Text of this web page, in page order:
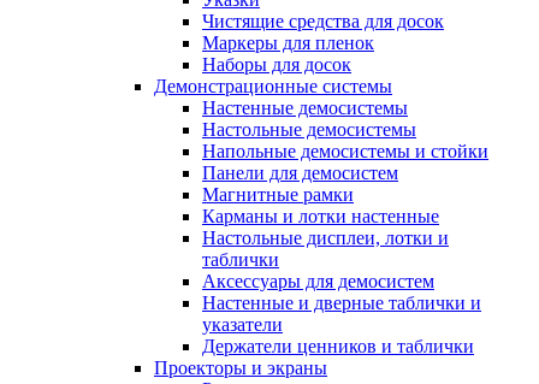
Чистящие средства для досок
Маркеры для пленок
Наборы для досок
Демонстрационные системы
Настенные демосистемы
Настольные демосистемы
Напольные демосистемы и стойки
Панели для демосистем
Магнитные рамки
Карманы и лотки настенные
Настольные дисплеи, лотки и
таблички
Аксессуары для демосистем
Настенные и дверные таблички и
указатели
Держатели ценников и таблички
Проекторы и экраны